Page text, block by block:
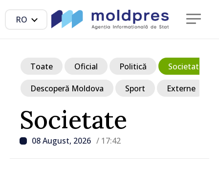
RO
Societate
08 August, 2026 / 17:42
Toate Oficial Politică Societate
Descoperă Moldova Sport Externe